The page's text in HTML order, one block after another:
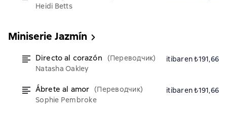
Heidi Betts
Miniserie Jazmín
Directo al corazón
(Переводчик)
Natasha Oakley
itibaren ₺191,66
Ábrete al amor (Переводчик)
Sophie Pembroke
itibaren ₺191,66